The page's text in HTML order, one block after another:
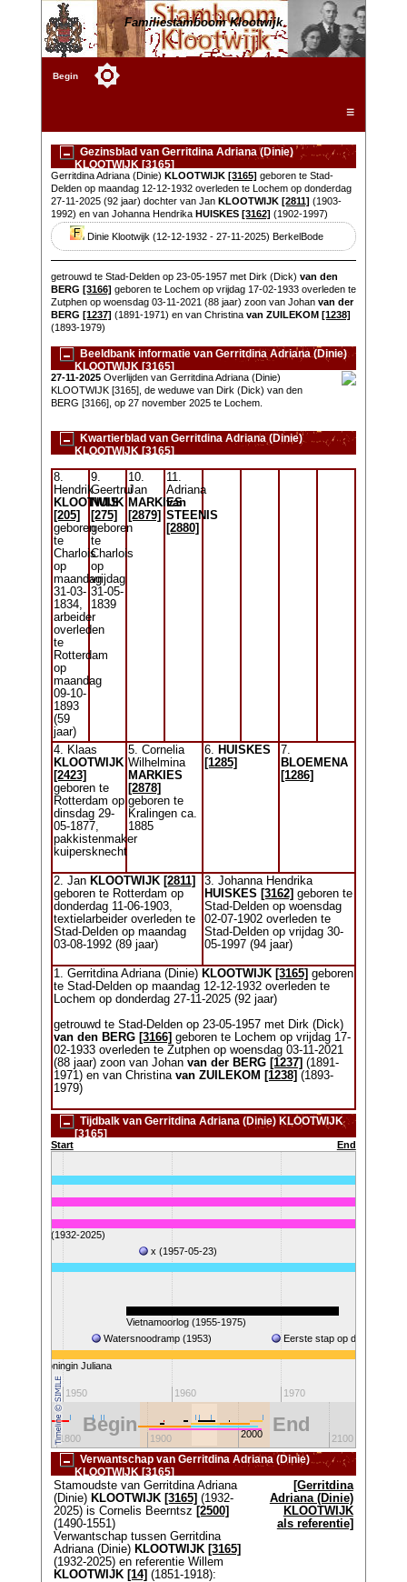
Familiestamboom Klootwijk
Begin
☰
Gezinsblad van Gerritdina Adriana (Dinie)
KLOOTWIJK [3165]
Gerritdina Adriana (Dinie) KLOOTWIJK [3165] geboren te Stad-
Delden op maandag 12-12-1932 overleden te Lochem op donderdag
27-11-2025 (92 jaar) dochter van Jan KLOOTWIJK [2811] (1903-
1992) en van Johanna Hendrika HUISKES [3162] (1902-1997)
Dinie Klootwijk (12-12-1932 - 27-11-2025) BerkelBode
getrouwd te Stad-Delden op 23-05-1957 met Dirk (Dick) van den
BERG [3166] geboren te Lochem op vrijdag 17-02-1933 overleden te
Zutphen op woensdag 03-11-2021 (88 jaar) zoon van Johan van der
BERG [1237] (1891-1971) en van Christina van ZUILEKOM [1238]
(1893-1979)
Beeldbank informatie van Gerritdina Adriana (Dinie)
KLOOTWIJK [3165]
27-11-2025 Overlijden van Gerritdina Adriana (Dinie)
KLOOTWIJK [3165], de weduwe van Dirk (Dick) van den
BERG [3166], op 27 november 2025 te Lochem.
Kwartierblad van Gerritdina Adriana (Dinie)
KLOOTWIJK [3165]
8.
Hendrik
KLOOTWIJK
[205]
geboren
te
Charlois
op
maandag
31-03-
1834,
arbeider
overleden
te
Rotterdam
op
maandag
09-10-
1893
(59
jaar)
9.
Geertrui
NUIS
[275]
geboren
te
Charlois
op
vrijdag
31-05-
1839
10.
Jan
MARKIES
[2879]
11.
Adriana
van
STEENIS
[2880]
4. Klaas
KLOOTWIJK
[2423]
geboren te
Rotterdam op
dinsdag 29-
05-1877,
pakkistenmaker
kuipersknecht
5. Cornelia
Wilhelmina
MARKIES
[2878]
geboren te
Kralingen ca.
1885
6. HUISKES
[1285]
7.
BLOEMENA
[1286]
2. Jan KLOOTWIJK [2811]
geboren te Rotterdam op
donderdag 11-06-1903,
textielarbeider overleden te
Stad-Delden op maandag
03-08-1992 (89 jaar)
3. Johanna Hendrika
HUISKES [3162] geboren te
Stad-Delden op woensdag
02-07-1902 overleden te
Stad-Delden op vrijdag 30-
05-1997 (94 jaar)
1. Gerritdina Adriana (Dinie) KLOOTWIJK [3165] geboren
te Stad-Delden op maandag 12-12-1932 overleden te
Lochem op donderdag 27-11-2025 (92 jaar)
getrouwd te Stad-Delden op 23-05-1957 met Dirk (Dick)
van den BERG [3166] geboren te Lochem op vrijdag 17-
02-1933 overleden te Zutphen op woensdag 03-11-2021
(88 jaar) zoon van Johan van der BERG [1237] (1891-
1971) en van Christina van ZUILEKOM [1238] (1893-
1979)
Tijdbalk van Gerritdina Adriana (Dinie) KLOOTWIJK
[3165]
Start End
1950 1960 1970
Eerste stap op de maan
x (1957-05-23)
Vietnamoorlog (1955-1975)
Watersnoodramp (1953)
Koningin Juliana
(1932-2025)
1800 1900 2000 2100
Begin End
Verwantschap van Gerritdina Adriana (Dinie)
KLOOTWIJK [3165]
Stamoudste van Gerritdina Adriana
(Dinie) KLOOTWIJK [3165] (1932-
2025) is Cornelis Beerntsz [2500]
(1490-1551)
Verwantschap tussen Gerritdina
Adriana (Dinie) KLOOTWIJK [3165]
(1932-2025) en referentie Willem
KLOOTWIJK [14] (1851-1918):
[Gerritdina
Adriana (Dinie)
KLOOTWIJK
als referentie]